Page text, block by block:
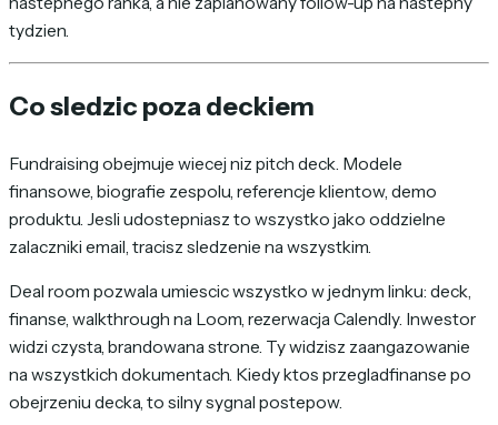
tydzien.
Co sledzic poza deckiem
Fundraising obejmuje wiecej niz pitch deck. Modele
finansowe, biografie zespolu, referencje klientow, demo
produktu. Jesli udostepniasz to wszystko jako oddzielne
zalaczniki email, tracisz sledzenie na wszystkim.
Deal room pozwala umiescic wszystko w jednym linku: deck,
finanse, walkthrough na Loom, rezerwacja Calendly. Inwestor
widzi czysta, brandowana strone. Ty widzisz zaangazowanie
na wszystkich dokumentach. Kiedy ktos przegladfinanse po
obejrzeniu decka, to silny sygnal postepow.